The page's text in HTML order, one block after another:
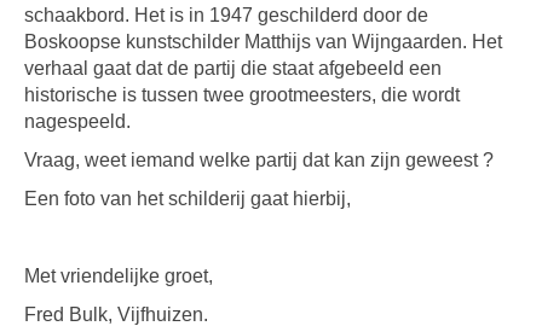
schaakbord. Het is in 1947 geschilderd door de
Boskoopse kunstschilder Matthijs van Wijngaarden. Het
verhaal gaat dat de partij die staat afgebeeld een
historische is tussen twee grootmeesters, die wordt
nagespeeld.
Vraag, weet iemand welke partij dat kan zijn geweest ?
Een foto van het schilderij gaat hierbij,
Met vriendelijke groet,
Fred Bulk, Vijfhuizen.